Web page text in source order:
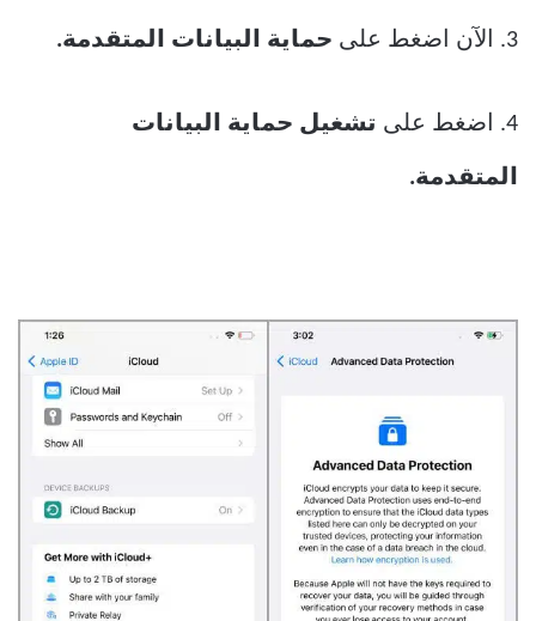
3. الآن اضغط على حماية البيانات المتقدمة.
4. اضغط على تشغيل حماية البيانات
المتقدمة.